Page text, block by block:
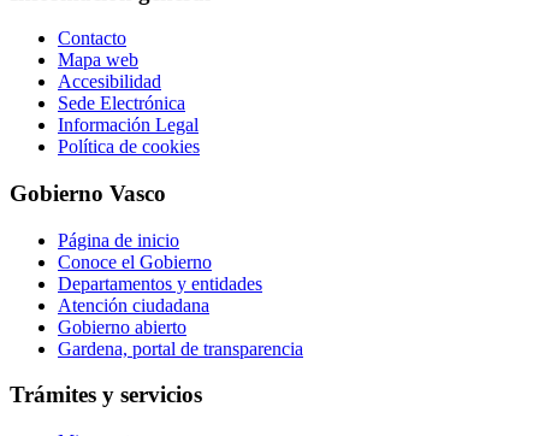
Contacto
Mapa web
Accesibilidad
Sede Electrónica
Información Legal
Política de cookies
Gobierno Vasco
Página de inicio
Conoce el Gobierno
Departamentos y entidades
Atención ciudadana
Gobierno abierto
Gardena, portal de transparencia
Trámites y servicios